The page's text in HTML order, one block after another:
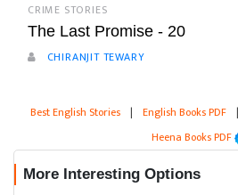
CRIME STORIES
The Last Promise - 20
CHIRANJIT TEWARY
Best English Stories | English Books PDF |
Heena Books PDF
More Interesting Options